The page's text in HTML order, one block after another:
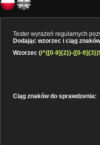
Tester wyrażeń regularnych
Dodając wzorzec i ciąg
Wzorzec (/^([0-9]{2})-([0-
Ciąg znaków do sprawdzenia: